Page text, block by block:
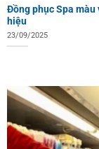
Đồng phục Spa
hiệu
23/09/2025